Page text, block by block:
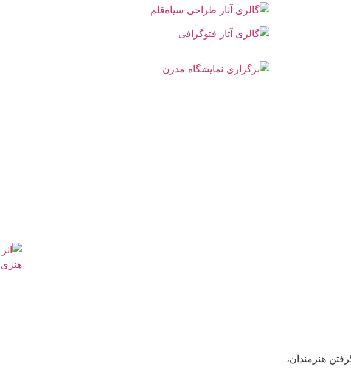
هنرمندان،